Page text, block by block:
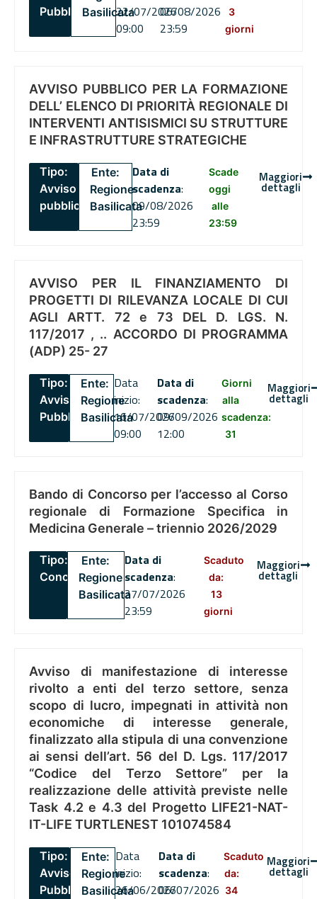
PubblicoBasilicata22/07/2026
09:00
06/08/2026
23:59
3
giorni
AVVISO PUBBLICO PER LA FORMAZIONE
DELL’ ELENCO DI PRIORITÀ REGIONALE DI
INTERVENTI ANTISISMICI SU STRUTTURE
E INFRASTRUTTURE STRATEGICHE
Tipo:
Avviso
pubblico
Ente:
Regione
Basilicata
Data di
scadenza:
09/08/2026
23:59
Scade
oggi
alle
23:59
Maggiori
dettagli
AVVISO PER IL FINANZIAMENTO DI
PROGETTI DI RILEVANZA LOCALE DI CUI
AGLI ARTT. 72 e 73 DEL D. LGS. N.
117/2017 , .. ACCORDO DI PROGRAMMA
(ADP) 25- 27
Tipo:
Avviso
Pubblico
Ente:
Regione
Basilicata
Data
inizio:
16/07/2026
09:00
Data di
scadenza:
09/09/2026
12:00
Giorni
alla
scadenza:
31
Maggiori
dettagli
Bando di Concorso per l’accesso al Corso
regionale di Formazione Specifica in
Medicina Generale – triennio 2026/2029
Tipo:
Concorsi
Ente:
Regione
Basilicata
Data di
scadenza:
27/07/2026
23:59
Scaduto
da:
13
giorni
Maggiori
dettagli
Avviso di manifestazione di interesse
rivolto a enti del terzo settore, senza
scopo di lucro, impegnati in attività non
economiche di interesse generale,
finalizzato alla stipula di una convenzione
ai sensi dell’art. 56 del D. Lgs. 117/2017
“Codice del Terzo Settore” per la
realizzazione delle attività previste nelle
Task 4.2 e 4.3 del Progetto LIFE21-NAT-
IT-LIFE TURTLENEST 101074584
Tipo:
Avviso
Pubblico
Ente:
Regione
Basilicata
Data
inizio:
26/06/2026
Data di
scadenza:
06/07/2026
Scaduto
da:
34
Maggiori
dettagli